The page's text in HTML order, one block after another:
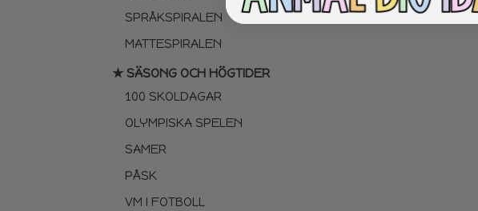
SPRÅKSPIRALEN
MATTESPIRALEN
★ SÄSONG OCH HÖGTIDER
100 SKOLDAGAR
OLYMPISKA SPELEN
SAMER
PÅSK
VM I FOTBOLL